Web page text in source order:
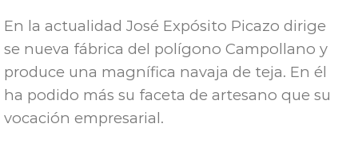
En la actualidad José Expósito Picazo dirige
se nueva fábrica del polígono Campollano y
produce una magnífica navaja de teja. En él
ha podido más su faceta de artesano que su
vocación empresarial.